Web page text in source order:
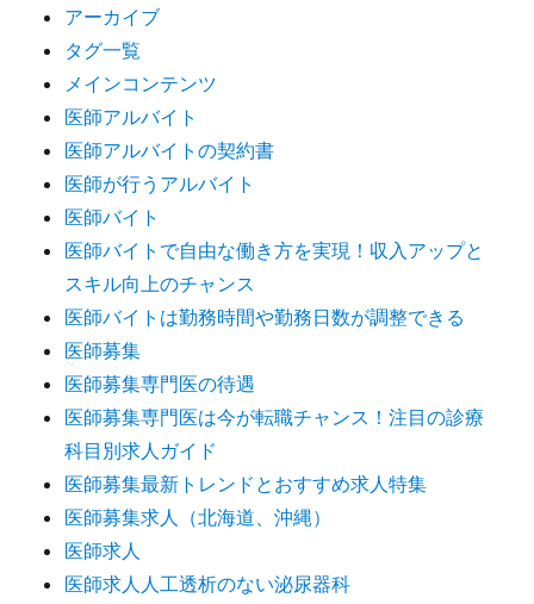
アーカイブ
タグ一覧
メインコンテンツ
医師アルバイト
医師アルバイトの契約書
医師が行うアルバイト
医師バイト
医師バイトで自由な働き方を実現！収入アップと
スキル向上のチャンス
医師バイトは勤務時間や勤務日数が調整できる
医師募集
医師募集専門医の待遇
医師募集専門医は今が転職チャンス！注目の診療
科目別求人ガイド
医師募集最新トレンドとおすすめ求人特集
医師募集求人（北海道、沖縄）
医師求人
医師求人人工透析のない泌尿器科